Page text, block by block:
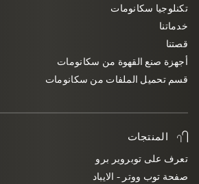
تكنلوجيا سكانومات
خدماتنا
قصتنا
أجهزة صنع القهوة من سكانومات
قسم تحميل الملفات من سكانومات
المنتجات
تعرف على توبروير برو
صفحة توب ووتر - الايباد